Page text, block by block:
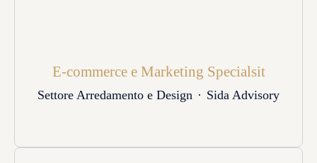
E-commerce e Marketing Specialsit
Settore Arredamento e Design · Sida Advisory